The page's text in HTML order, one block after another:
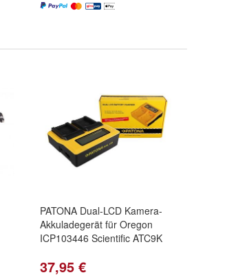
PATONA Dual-LCD Kamera-
Akkuladegerät für Oregon
ICP103446 Scientific ATC9K
37,95 €